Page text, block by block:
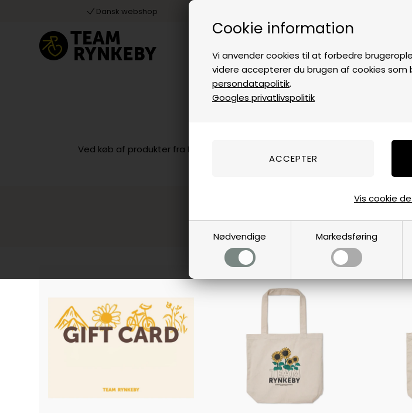
Cookie information
Vi anvender cookies til at forbedre
videre accepterer du brugen af cookies som
persondatapolitik.
Googles privatlivspolitik
Nødvendige Markedsføring
Vis cookie
Dansk webshop
Ved køb af produkter fra EVERY SUMMER COLLECTION du automatisk